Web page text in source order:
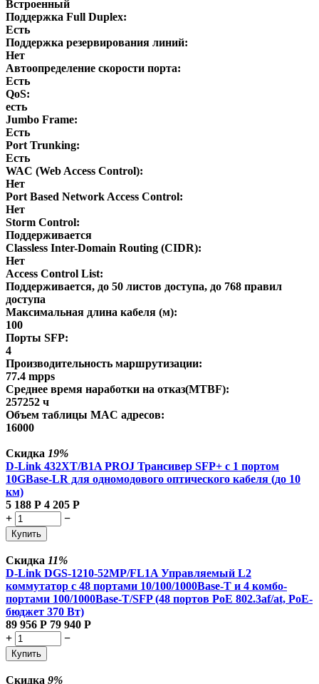
Встроенный
Поддержка Full Duplex:
Есть
Поддержка резервирования линий:
Нет
Автоопределение скорости порта:
Есть
QoS:
есть
Jumbo Frame:
Есть
Port Trunking:
Есть
WAC (Web Access Control):
Нет
Port Based Network Access Control:
Нет
Storm Control:
Поддерживается
Classless Inter-Domain Routing (CIDR):
Нет
Access Control List:
Поддерживается, до 50 листов доступа, до 768 правил
доступа
Максимальная длина кабеля (м):
100
Порты SFP:
4
Производительность маршрутизации:
77.4 mpps
Среднее время наработки на отказ(MTBF):
257252 ч
Объем таблицы MAC адресов:
16000
Скидка 19%
D-Link 432XT/B1A PROJ Трансивер SFP+ с 1 портом
10GBase-LR для одномодового оптического кабеля (до 10
км)
5 188 Р 4 205 Р
+
−
Купить
Скидка 11%
D-Link DGS-1210-52MP/FL1A Управляемый L2
коммутатор с 48 портами 10/100/1000Base-T и 4 комбо-
портами 100/1000Base-T/SFP (48 портов PoE 802.3af/at, PoE-
бюджет 370 Вт)
89 956 Р 79 940 Р
+
−
Купить
Скидка 9%